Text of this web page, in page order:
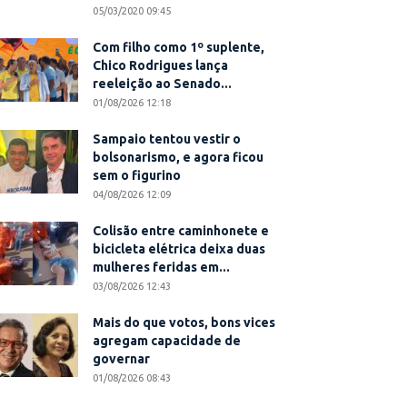
05/03/2020 09:45
Com filho como 1º suplente,
Chico Rodrigues lança
reeleição ao Senado...
01/08/2026 12:18
Sampaio tentou vestir o
bolsonarismo, e agora ficou
sem o figurino
04/08/2026 12:09
Colisão entre caminhonete e
bicicleta elétrica deixa duas
mulheres feridas em...
03/08/2026 12:43
Mais do que votos, bons vices
agregam capacidade de
governar
01/08/2026 08:43